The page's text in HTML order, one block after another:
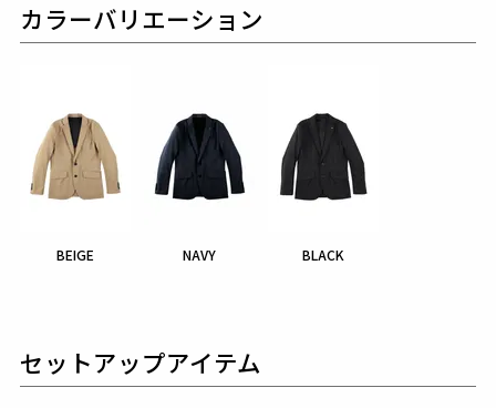
カラーバリエーション
BEIGE NAVY BLACK
セットアップアイテム